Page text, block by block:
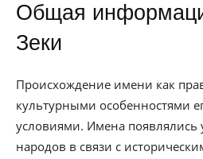
Общая
Зеки
Происхождение имени как
культурными особенностями
условиями. Имена появлялись
народов в связи с